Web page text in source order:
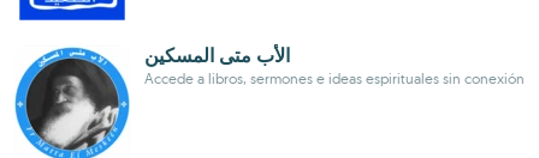
الأب متى المسكين
Accede a libros, sermones e ideas espirituales sin conexión